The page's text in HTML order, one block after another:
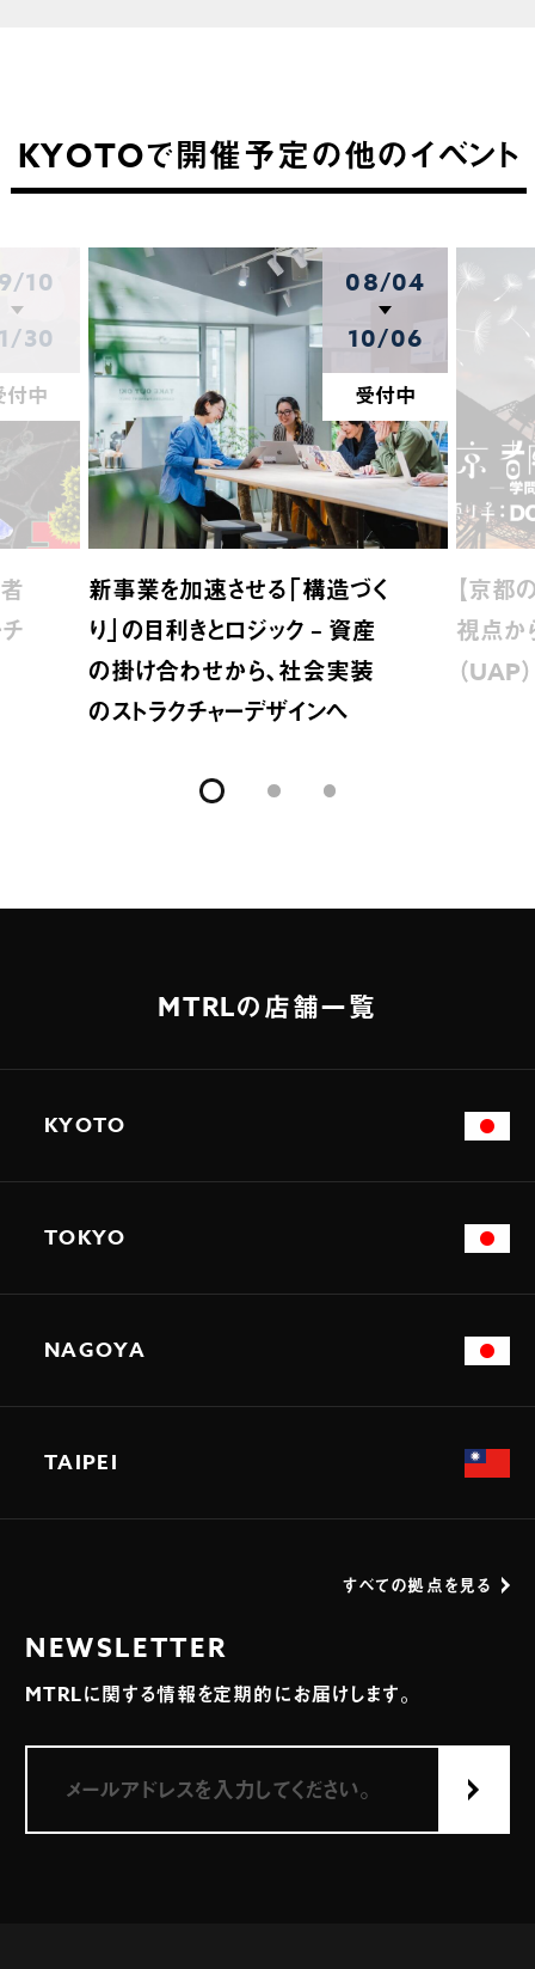
KYOTOで開催予定の他のイベント
10
30
付中
08/04
10/06
受付中
新事業を加速させる「構造づく
り」の目利きとロジック – 資産
の掛け合わせから、社会実装
のストラクチャーデザインへ
【京都
視点か
（UAP
MTRLの店舗一覧
KYOTO
TOKYO
NAGOYA
TAIPEI
すべての拠点を見る
NEWSLETTER
MTRLに関する情報を定期的にお届けします。